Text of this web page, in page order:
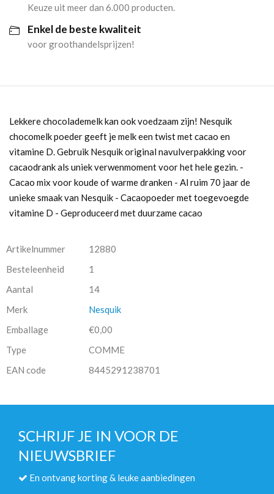
Keuze uit meer dan 6.000 producten.
Enkel de beste kwaliteit
voor groothandelsprijzen!
Lekkere chocolademelk kan ook voedzaam zijn! Nesquik
chocomelk poeder geeft je melk een twist met cacao en
vitamine D. Gebruik Nesquik original navulverpakking voor
cacaodrank als uniek verwenmoment voor het hele gezin. -
Cacao mix voor koude of warme dranken - Al ruim 70 jaar de
unieke smaak van Nesquik - Cacaopoeder met toegevoegde
vitamine D - Geproduceerd met duurzame cacao
Artikelnummer
12880
Besteleenheid
1
Aantal
14
Merk
Nesquik
Emballage
€0,00
Type
COMME
EAN code
8445291238701
SCHRIJF JE IN VOOR DE
NIEUWSBRIEF
En ontvang korting & leuke aanbiedingen